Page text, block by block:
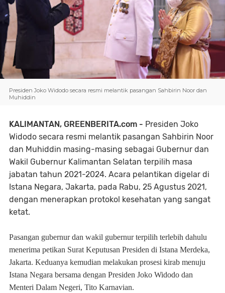
Presiden Joko Widodo secara resmi melantik pasangan Sahbirin Noor dan
Muhiddin
KALIMANTAN, GREENBERITA.com - Presiden Joko
Widodo secara resmi melantik pasangan Sahbirin Noor
dan Muhiddin masing-masing sebagai Gubernur dan
Wakil Gubernur Kalimantan Selatan terpilih masa
jabatan tahun 2021-2024. Acara pelantikan digelar di
Istana Negara, Jakarta, pada Rabu, 25 Agustus 2021,
dengan menerapkan protokol kesehatan yang sangat
ketat.
Pasangan gubernur dan wakil gubernur terpilih terlebih dahulu
menerima petikan Surat Keputusan Presiden di Istana Merdeka,
Jakarta. Keduanya kemudian melakukan prosesi kirab menuju
Istana Negara bersama dengan Presiden Joko Widodo dan
Menteri Dalam Negeri, Tito Karnavian.